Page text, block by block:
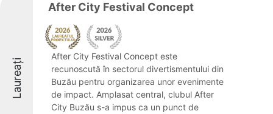
Laureați
After City Festival Concept
After City Festival Concept este
recunoscută în sectorul divertismentului din
Buzău pentru organizarea unor evenimente
de impact. Amplasat central, clubul After
City Buzău s-a impus ca un punct de